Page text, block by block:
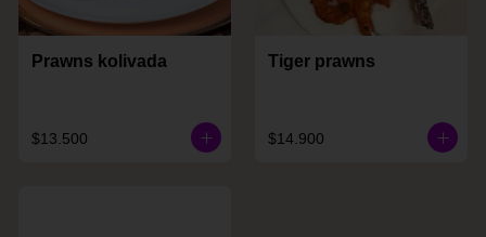
Prawns kolivada
$13.500
Tiger prawns
$14.900